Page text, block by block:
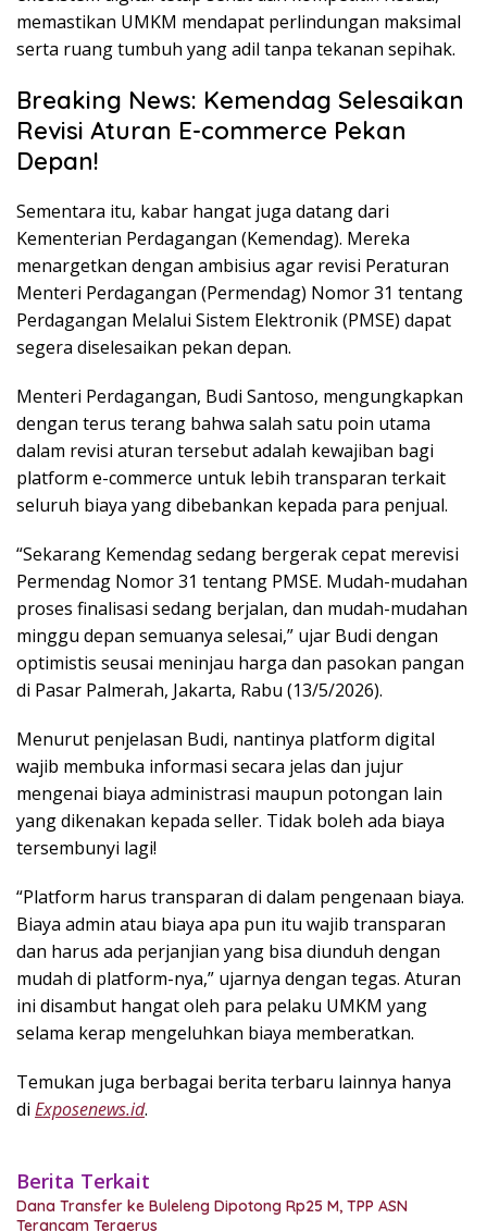
memastikan UMKM mendapat perlindungan maksimal
serta ruang tumbuh yang adil tanpa tekanan sepihak.
Breaking News: Kemendag Selesaikan
Revisi Aturan E-commerce Pekan
Depan!
Sementara itu, kabar hangat juga datang dari
Kementerian Perdagangan (Kemendag). Mereka
menargetkan dengan ambisius agar revisi Peraturan
Menteri Perdagangan (Permendag) Nomor 31 tentang
Perdagangan Melalui Sistem Elektronik (PMSE) dapat
segera diselesaikan pekan depan.
Menteri Perdagangan, Budi Santoso, mengungkapkan
dengan terus terang bahwa salah satu poin utama
dalam revisi aturan tersebut adalah kewajiban bagi
platform e-commerce untuk lebih transparan terkait
seluruh biaya yang dibebankan kepada para penjual.
“Sekarang Kemendag sedang bergerak cepat merevisi
Permendag Nomor 31 tentang PMSE. Mudah-mudahan
proses finalisasi sedang berjalan, dan mudah-mudahan
minggu depan semuanya selesai,” ujar Budi dengan
optimistis seusai meninjau harga dan pasokan pangan
di Pasar Palmerah, Jakarta, Rabu (13/5/2026).
Menurut penjelasan Budi, nantinya platform digital
wajib membuka informasi secara jelas dan jujur
mengenai biaya administrasi maupun potongan lain
yang dikenakan kepada seller. Tidak boleh ada biaya
tersembunyi lagi!
“Platform harus transparan di dalam pengenaan biaya.
Biaya admin atau biaya apa pun itu wajib transparan
dan harus ada perjanjian yang bisa diunduh dengan
mudah di platform-nya,” ujarnya dengan tegas. Aturan
ini disambut hangat oleh para pelaku UMKM yang
selama kerap mengeluhkan biaya memberatkan.
Temukan juga berbagai berita terbaru lainnya hanya
di Exposenews.id.
Berita Terkait
Dana Transfer ke Buleleng Dipotong Rp25 M, TPP ASN
Terancam Tergerus